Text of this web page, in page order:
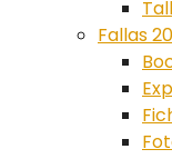
Fallas